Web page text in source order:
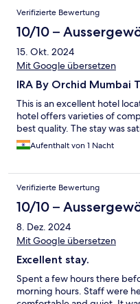
Verifizierte Bewertung
10/10 –
15. Okt. 2024
Mit Google übersetzen
IRA By Orchid Mumbai
This is an excellent hotel
hotel offers varieties of
best quality. The stay was
Aufenthalt von 1 Nacht
Verifizierte Bewertung
10/10 –
8. Dez. 2024
Mit Google übersetzen
Excellent stay.
Spent a few hours there
morning hours. Staff were